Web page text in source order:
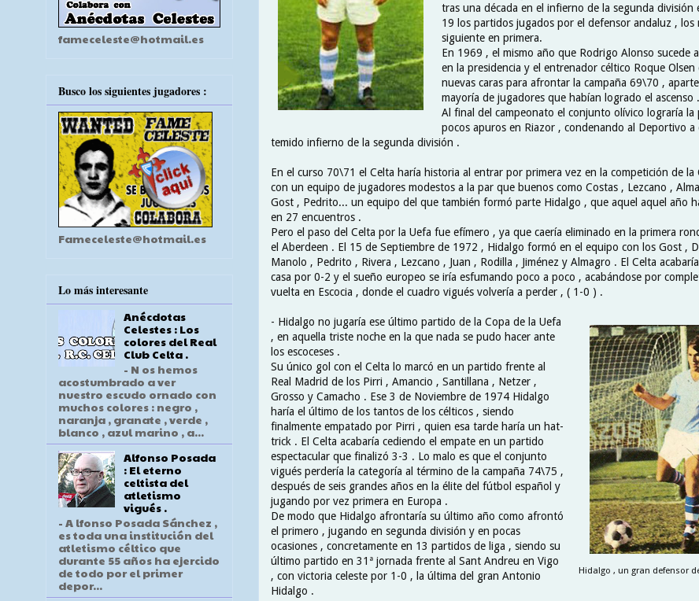
tras una década en el infierno de la segunda división
19 los partidos jugados por el defensor andaluz , los
siguiente en primera.
En 1969 , el mismo año que Rodrigo Alonso sucede
en la presidencia y el entrenador céltico Roque Olsen
nuevas caras para afrontar la campaña 69\70 ,
mayoría de jugadores que habían logrado el ascenso .
Al final del campeonato el conjunto olívico lograría la
pocos apuros en Riazor , condenando al Deportivo a
temido infierno de la segunda división .
En el curso 70\71 el Celta haría historia al entrar por primera vez en la competición de la
con un equipo de jugadores modestos a la par que buenos como Costas , Lezcano ,
Gost , Pedrito... un equipo del que también formó parte Hidalgo , que aquel aquel año
en 27 encuentros .
Pero el paso del Celta por la Uefa fue efímero , ya que caería eliminado en la primera
el Aberdeen . El 15 de Septiembre de 1972 , Hidalgo formó en el equipo con los Gost ,
Manolo , Pedrito , Rivera , Lezcano , Juan , Rodilla , Jiménez y Almagro . El Celta
casa por 0-2 y el sueño europeo se iría esfumando poco a poco , acabándose por
vuelta en Escocia , donde el cuadro vigués volvería a perder , ( 1-0 ) .
Hidalgo , un gran defensor
- Hidalgo no jugaría ese último partido de la Copa de la Uefa
, en aquella triste noche en la que nada se pudo hacer ante
los escoceses .
Su único gol con el Celta lo marcó en un partido frente al
Real Madrid de los Pirri , Amancio , Santillana , Netzer ,
Grosso y Camacho . Ese 3 de Noviembre de 1974 Hidalgo
haría el último de los tantos de los célticos , siendo
finalmente empatado por Pirri , quien esa tarde haría un hat-
trick . El Celta acabaría cediendo el empate en un partido
espectacular que finalizó 3-3 . Lo malo es que el conjunto
vigués perdería la categoría al término de la campaña 74\75 ,
después de seis grandes años en la élite del fútbol español y
jugando por vez primera en Europa .
De modo que Hidalgo afrontaría su último año como afrontó
el primero , jugando en segunda división y en pocas
ocasiones , concretamente en 13 partidos de liga , siendo su
último partido en 31ª jornada frente al Sant Andreu en Vigo
, con victoria celeste por 1-0 , la última del gran Antonio
Hidalgo .
fameceleste@hotmail.es
Busco los siguientes jugadores :
Fameceleste@hotmail.es
Lo más interesante
Anécdotas
Celestes : Los
colores del Real
Club Celta .
- N os hemos
acostumbrado a ver
nuestro escudo ornado con
muchos colores : negro ,
naranja , granate , verde ,
blanco , azul marino , a...
Alfonso Posada
: El eterno
celtista del
atletismo
vigués .
- A lfonso Posada Sánchez ,
es toda una institución del
atletismo céltico que
durante 55 años ha ejercido
de todo por el primer
depor...